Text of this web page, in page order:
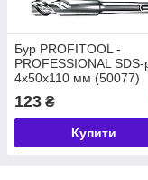
Бур PROFITOOL -
PROFESSIONAL SDS-
4х50х110 мм (50077)
123 ₴
Купити